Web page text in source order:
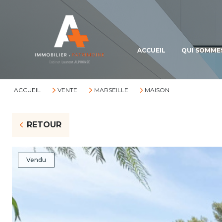
ACCUEIL QUI
ACCUEIL VENTE MARSEILLE MAISON
RETOUR
Vendu